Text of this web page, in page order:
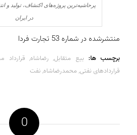
پرحاشیه‌ترین پروژه‌های اکتشاف، تولید و
در ایران
منتشرشده در شماره 53 تجارت فردا
برچسب ها: بیع متقابل, رضاشاه, قرارداد
قراردادهای نفتی,محمدرضاشاه,نفت
0